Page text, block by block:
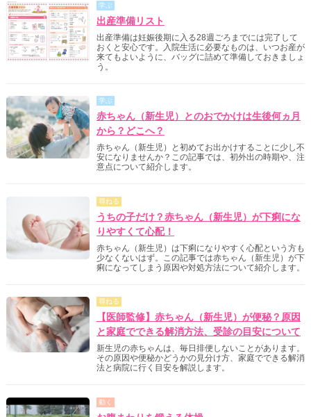
学ぶ
出産準備リスト
出産準備は妊娠後期に入る28週ごろまでには完了して
おくと安心です。入院生活に必要なものは、いつお産が
来てもよいように、バッグに詰めて準備しておきましょ
う。
学ぶ
赤ちゃん（新生児）とのおでかけは生後何ヵ月
から？どこへ？
赤ちゃん（新生児）と初めてお出かけすることに少し不
安になりませんか？この記事では、初外出の時期や、注
意点について紹介します。
尋ねる
うちの子だけ？赤ちゃん（新生児）が下痢にな
りやすくて心配！
赤ちゃん（新生児）は下痢になりやすく心配という方も
少なくないはず。この記事では赤ちゃん（新生児）が下
痢になってしまう原因や対処方法について紹介します。
尋ねる
【医師監修】赤ちゃん（新生児）が便秘？原因
と家庭でできる解消方法、受診の目安について
新生児の赤ちゃんは、毎日排便しないことがあります。
その原因や便秘かどうかの見分け方、家庭でできる解消
法と病院に行く目安を解説します。
動く